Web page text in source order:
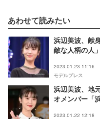
あわせて読みたい
浜辺美波、献
敵な人柄の人」
2023.01.23 11:16
モデルプレス
浜辺美波、地
オメンバー「
2023.01.22 12:18